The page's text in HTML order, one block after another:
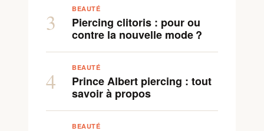
3
BEAUTÉ
Piercing clitoris : pour ou
contre la nouvelle mode ?
4
BEAUTÉ
Prince Albert piercing : tout
savoir à propos
BEAUTÉ